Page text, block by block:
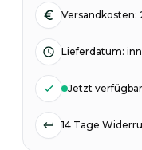
Versandkosten:
Lieferdatum:
Jetzt verfügbar
14 Tage